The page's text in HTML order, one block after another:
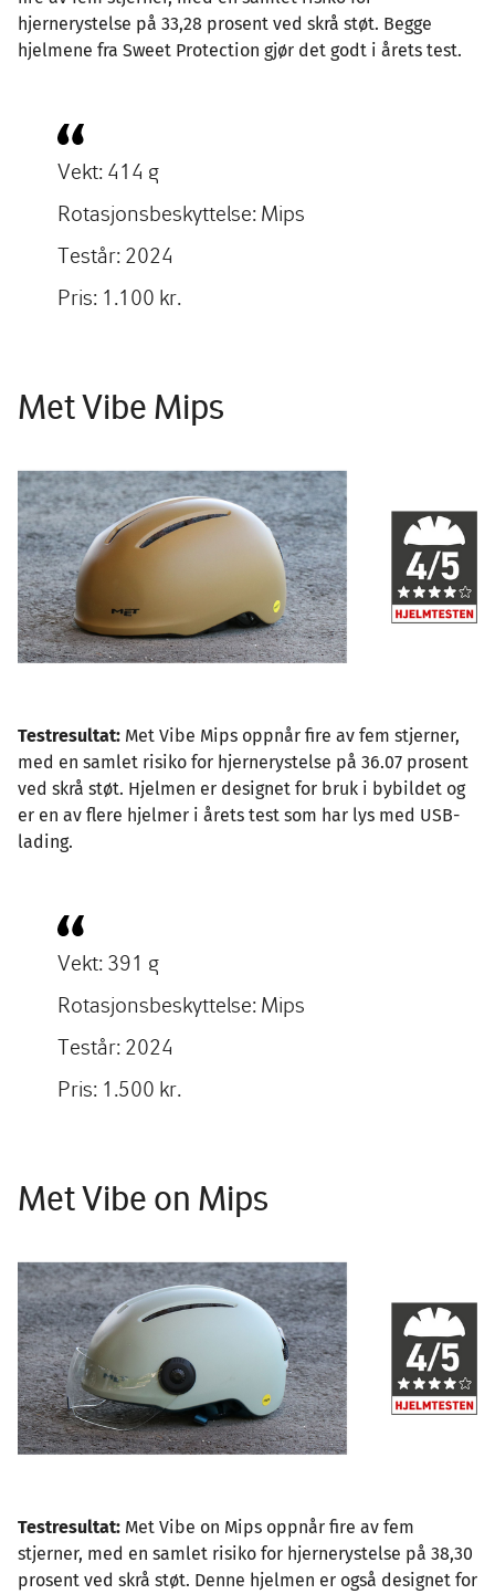
hjernerystelse på 33,28 prosent ved skrå støt. Begge
hjelmene fra Sweet Protection gjør det godt i årets test.
Vekt: 414 g
Rotasjonsbeskyttelse: Mips
Testår: 2024
Pris: 1.100 kr.
Met Vibe Mips
Testresultat: Met Vibe Mips oppnår fire av fem stjerner,
med en samlet risiko for hjernerystelse på 36.07 prosent
ved skrå støt. Hjelmen er designet for bruk i bybildet og
er en av flere hjelmer i årets test som har lys med USB-
lading.
Vekt: 391 g
Rotasjonsbeskyttelse: Mips
Testår: 2024
Pris: 1.500 kr.
Met Vibe on Mips
Testresultat: Met Vibe on Mips oppnår fire av fem
stjerner, med en samlet risiko for hjernerystelse på 38,30
prosent ved skrå støt. Denne hjelmen er også designet for